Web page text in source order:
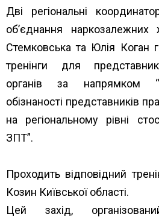
Дві регіональні
об’єднання наркозалежних
Стемковська та Юлія Коган
тренінги для
органів за напрямком
обізнаності представників
на регіональному рівні
ЗПТ”.
Проходить відповідний
Козин Київської області.
Цей захід,